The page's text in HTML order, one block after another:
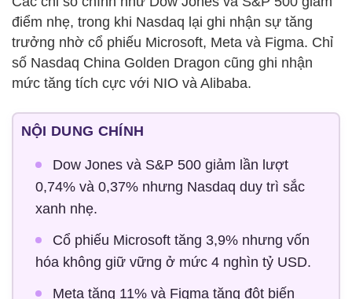
điểm nhẹ, trong khi Nasdaq lại ghi nhận sự tăng
trưởng nhờ cổ phiếu Microsoft, Meta và Figma. Chỉ
số Nasdaq China Golden Dragon cũng ghi nhận
mức tăng tích cực với NIO và Alibaba.
NỘI DUNG CHÍNH
Dow Jones và S&P 500 giảm lần lượt
0,74% và 0,37% nhưng Nasdaq duy trì sắc
xanh nhẹ.
Cổ phiếu Microsoft tăng 3,9% nhưng vốn
hóa không giữ vững ở mức 4 nghìn tỷ USD.
Meta tăng 11% và Figma tăng đột biến